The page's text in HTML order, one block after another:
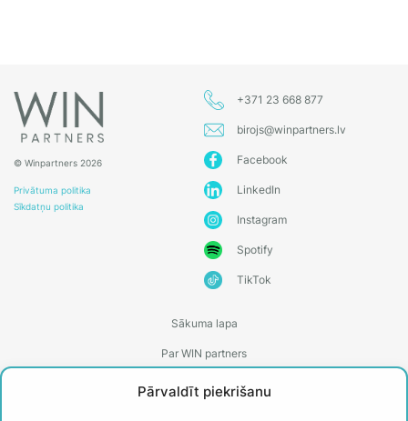
Pārvaldīt piekrišanu
© Winpartners 2026
Privātuma politika
Sīkdatņu politika
+371 23 668 877
birojs@winpartners.lv
Facebook
LinkedIn
Instagram
Spotify
TikTok
Sākuma lapa
Par WIN partners
Treneri